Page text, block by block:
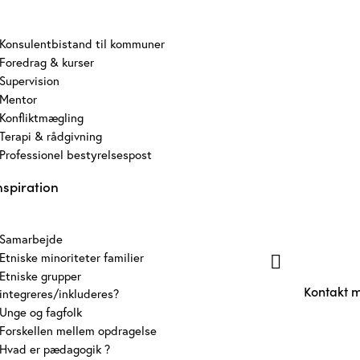
Konsulentbistand til kommuner
Foredrag & kurser
Supervision
Mentor
Konfliktmægling
Terapi & rådgivning
Professionel bestyrelsespost
Samarbejde
Etniske minoriteter familier
Etniske grupper
integreres/inkluderes?
Unge og fagfolk
Forskellen mellem opdragelse
Hvad er pædagogik ?
Kontakt